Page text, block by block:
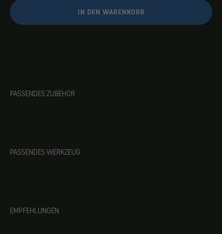
IN DEN WARENKORB
PASSENDES ZUBEHÖR
PASSENDES WERKZEUG
EMPFEHLUNGEN